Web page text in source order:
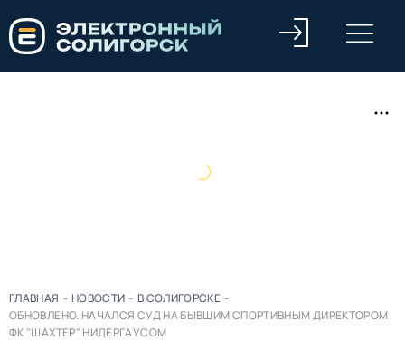
ГЛАВНАЯ - НОВОСТИ - В СОЛИГОРСКЕ -
ОБНОВЛЕНО. НАЧАЛСЯ СУД НА БЫВШИМ СПОРТИВНЫМ ДИРЕКТОРОМ
ФК "ШАХТЕР" НИДЕРГАУСОМ